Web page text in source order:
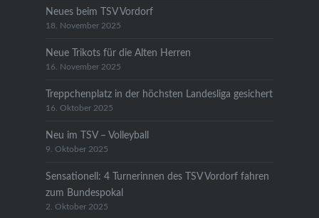
Neues beim TSV Vordorf
18. November 2025
Neue Trikots für die Alten Herren
16. November 2025
Treppchenplatz in der höchsten Landesliga gesichert
16. Oktober 2025
Neu im TSV – Volleyball
9. Oktober 2025
Sensationell: 4 Turnerinnen des TSV Vordorf fahren
zum Bundespokal
2. Oktober 2025